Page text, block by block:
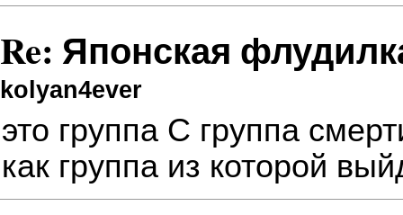
Re: Японская
kolyan4ever
это группа С группа
как группа из которой